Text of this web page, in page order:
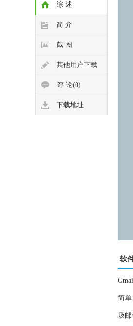
综 述
简 介
截 图
其他用户下载
评 论(0)
下载地址
软
简单
圾邮